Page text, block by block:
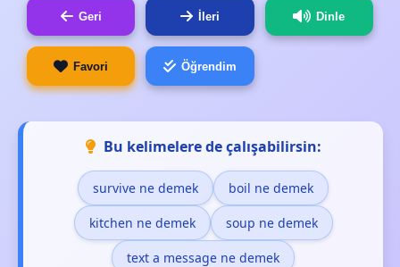
Geri İleri Dinle
Favori Öğrendim
Bu kelimelere de çalışabilirsin:
survive ne demek boil ne demek
kitchen ne demek soup ne demek
text a message ne demek